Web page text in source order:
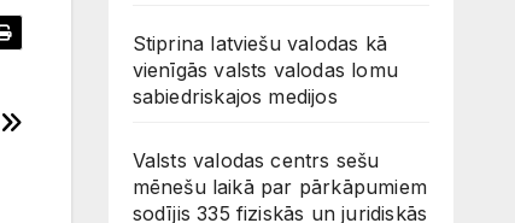
Stiprina latviešu valodas kā
vienīgās valsts valodas lomu
sabiedriskajos medijos
Valsts valodas centrs sešu
mēnešu laikā par pārkāpumiem
sodījis 335 fiziskās un juridiskās